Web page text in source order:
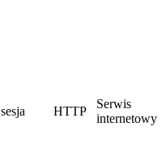
sesja HTTP
Serwis
internetowy